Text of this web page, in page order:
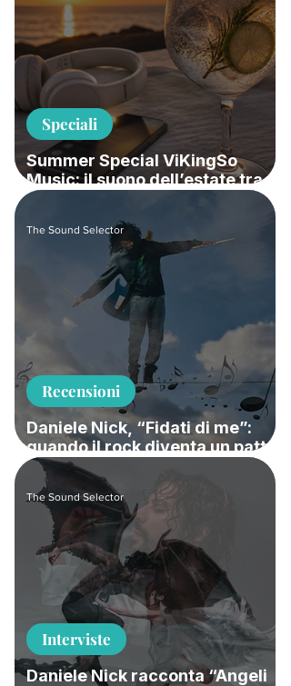
Summer Special ViKingSo
Music: il suono dell’estate tra
playlist, tormentoni e classici
Speciali
Daniele Nick, “Fidati di me”:
quando il rock diventa un patto
con la musica
Recensioni
The Sound Selector
Daniele Nick racconta “Angeli
Interviste
The Sound Selector